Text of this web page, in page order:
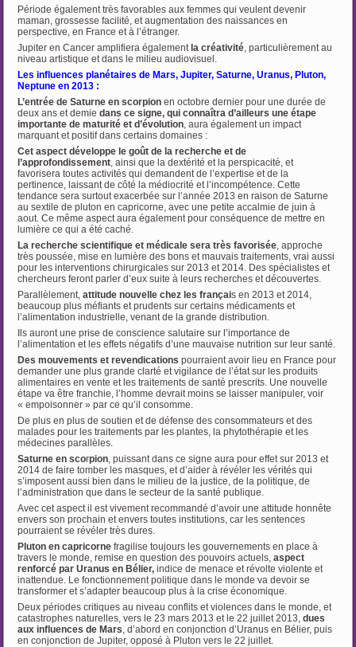
Période également très favorables aux femmes qui veulent devenir
maman, grossesse facilité, et augmentation des naissances en
perspective, en France et à l’étranger.
Jupiter en Cancer amplifiera égalementla créativité , particulièrement au
niveau artistique et dans le milieu audiovisuel.
Les influences planétaires de Mars, Jupiter, Saturne, Uranus, Pluton,
Neptune en 2013 :
L’entrée de Saturne en scorpion en octobre dernier pour une durée de
deux ans et demiedans ce signe, qui connaîtra d’ailleurs une étape
importante de maturité et d’évolution , aura également un impact
marquant et positif dans certains domaines :
Cet aspect développe le goût de la recherche et de
l’approfondissement , ainsi que la dextérité et la perspicacité, et
favorisera toutes activités qui demandent de l’expertise et de la
pertinence, laissant de côté la médiocrité et l’incompétence. Cette
tendance sera surtout exacerbée sur l’année 2013 en raison de Saturne
au sextile de pluton en capricorne, avec une petite accalmie de juin à
aout. Ce même aspect aura également pour conséquence de mettre en
lumière ce qui a été caché.
La recherche scientifique et médicale sera très favorisée , approche
très poussée, mise en lumière des bons et mauvais traitements, vrai aussi
pour les interventions chirurgicales sur 2013 et 2014. Des spécialistes et
chercheurs feront parler d’eux suite à leurs recherches et découvertes.
Parallèlement,attitude nouvelle chez les français en 2013 et 2014,
beaucoup plus méfiants et prudents sur certains médicaments et
l’alimentation industrielle, venant de la grande distribution.
Ils auront une prise de conscience salutaire sur l’importance de
l’alimentation et les effets négatifs d’une mauvaise nutrition sur leur santé.
Des mouvements et revendications pourraient avoir lieu en France pour
demander une plus grande clarté et vigilance de l’état sur les produits
alimentaires en vente et les traitements de santé prescrits. Une nouvelle
étape va être franchie, l’homme devrait moins se laisser manipuler, voir
« empoisonner » par ce qu’il consomme.
De plus en plus de soutien et de défense des consommateurs et des
malades pour les traitements par les plantes, la phytothérapie et les
médecines parallèles.
Saturne en scorpion , puissant dans ce signe aura pour effet sur 2013 et
2014 de faire tomber les masques, et d’aider à révéler les vérités qui
s’imposent aussi bien dans le milieu de la justice, de la politique, de
l’administration que dans le secteur de la santé publique.
Avec cet aspect il est vivement recommandé d’avoir une attitude honnête
envers son prochain et envers toutes institutions, car les sentences
pourraient se révéler très dures.
Pluton en capricorne fragilise toujours les gouvernements en place à
travers le monde, remise en question des pouvoirs actuels,aspect
renforcé par Uranus en Bélier,indice de menace et révolte violente et
inattendue. Le fonctionnement politique dans le monde va devoir se
transformer et s’adapter beaucoup plus à la crise économique.
Deux périodes critiques au niveau conflits et violences dans le monde, et
catastrophes naturelles, vers le 23 mars 2013 et le 22 juillet 2013,dues
aux influences de Mars , d’abord en conjonction d’Uranus en Bélier, puis
en conjonction de Jupiter, opposé à Pluton vers le 22 juillet.